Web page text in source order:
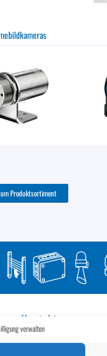
verwalten
Produktsortiment
Kontakt
Egon Böhler GmbH